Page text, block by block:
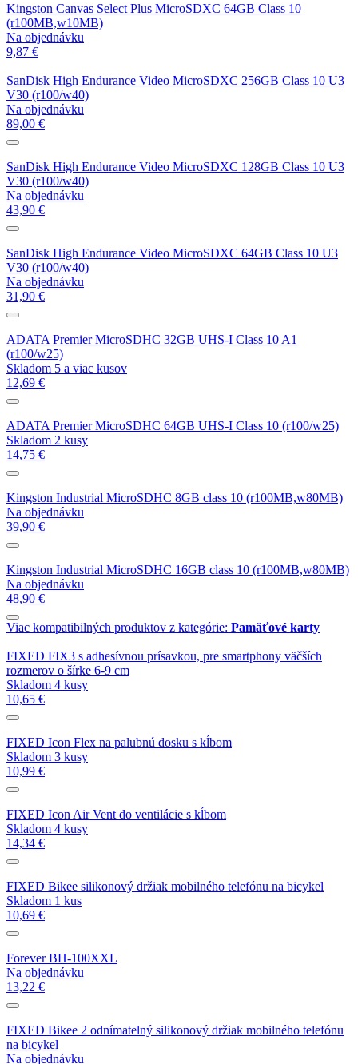
Kingston Canvas Select Plus MicroSDXC 64GB Class 10
(r100MB,w10MB)
Na objednávku
9,87 €
SanDisk High Endurance Video MicroSDXC 256GB Class 10 U3
V30 (r100/w40)
Na objednávku
89,00 €
SanDisk High Endurance Video MicroSDXC 128GB Class 10 U3
V30 (r100/w40)
Na objednávku
43,90 €
SanDisk High Endurance Video MicroSDXC 64GB Class 10 U3
V30 (r100/w40)
Na objednávku
31,90 €
ADATA Premier MicroSDHC 32GB UHS-I Class 10 A1
(r100/w25)
Skladom 5 a viac kusov
12,69 €
ADATA Premier MicroSDHC 64GB UHS-I Class 10 (r100/w25)
Skladom 2 kusy
14,75 €
Kingston Industrial MicroSDHC 8GB class 10 (r100MB,w80MB)
Na objednávku
39,90 €
Kingston Industrial MicroSDHC 16GB class 10 (r100MB,w80MB)
Na objednávku
48,90 €
Viac kompatibilných produktov z kategórie: Pamäťové karty
FIXED FIX3 s adhesívnou prísavkou, pre smartphony väčších
rozmerov o šírke 6-9 cm
Skladom 4 kusy
10,65 €
FIXED Icon Flex na palubnú dosku s kĺbom
Skladom 3 kusy
10,99 €
FIXED Icon Air Vent do ventilácie s kĺbom
Skladom 4 kusy
14,34 €
FIXED Bikee silikonový držiak mobilného telefónu na bicykel
Skladom 1 kus
10,69 €
Forever BH-100XXL
Na objednávku
13,22 €
FIXED Bikee 2 odnímatelný silikonový držiak mobilného telefónu
na bicykel
Na objednávku